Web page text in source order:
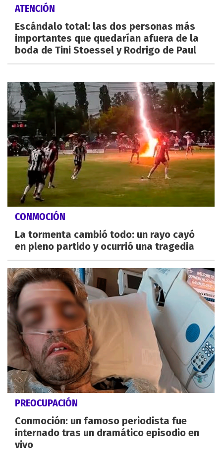
ATENCIÓN
Escándalo total: las dos personas más
importantes que quedarían afuera de la
boda de Tini Stoessel y Rodrigo de Paul
CONMOCIÓN
La tormenta cambió todo: un rayo cayó
en pleno partido y ocurrió una tragedia
PREOCUPACIÓN
Conmoción: un famoso periodista fue
internado tras un dramático episodio en
vivo